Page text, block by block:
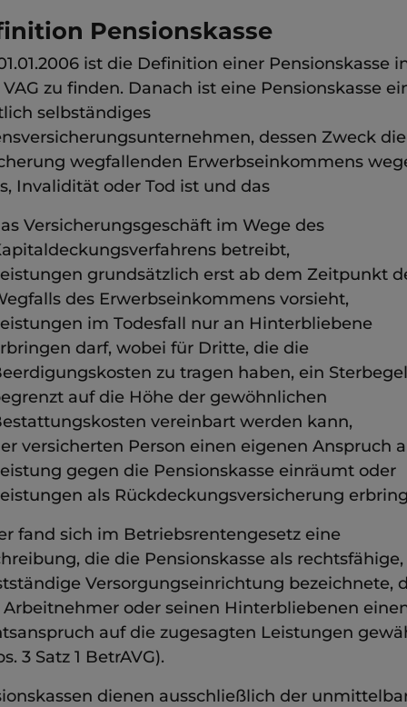
Pensionskasse
ist die Definition einer Pensionskasse
VAG zu finden. Danach ist eine Pensionskasse
selbständiges
dessen Zweck die
wegfallenden Erwerbseinkommens
Invalidität oder Tod ist und das
Versicherungsgeschäft im Wege des
betreibt,
grundsätzlich erst ab dem Zeitpunkt
des Erwerbseinkommens vorsieht,
im Todesfall nur an Hinterbliebene
darf, wobei für Dritte, die die
zu tragen haben, ein
auf die Höhe der gewöhnlichen
vereinbart werden kann,
versicherten Person einen eigenen Anspruch
gegen die Pensionskasse einräumt oder
als Rückdeckungsversicherung
fand sich im Betriebsrentengesetz eine
die die Pensionskasse als rechtsfähige,
Versorgungseinrichtung bezeichnete,
oder seinen Hinterbliebenen
auf die zugesagten Leistungen
3 Satz 1 BetrAVG).
dienen ausschließlich der